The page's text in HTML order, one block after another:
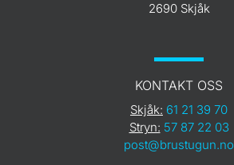
2690 Skjåk
KONTAKT OSS
Skjåk: 61 21 39 70
Stryn: 57 87 22 03
post@brustugun.no